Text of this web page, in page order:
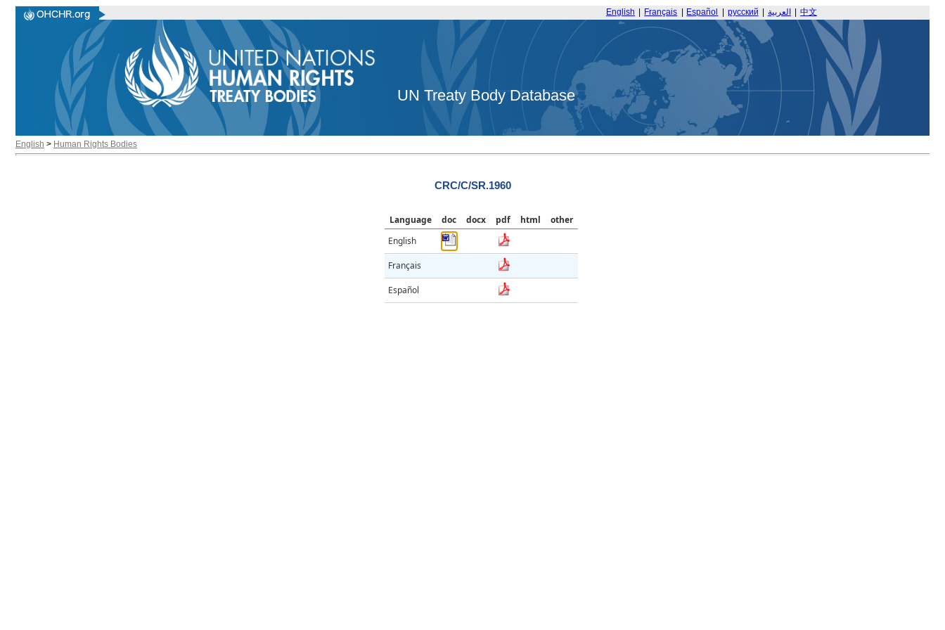
English Français Español русский العربية 中文
UN Treaty Body Database
English > Human Rights Bodies
CRC/C/SR.1960
Language doc docx pdf html
other
English
Français
Español